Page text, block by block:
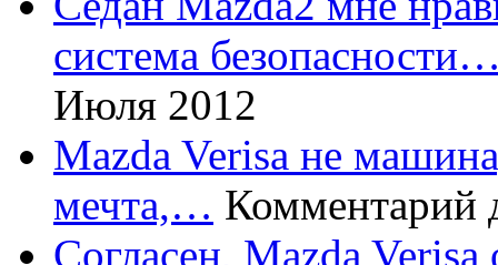
система
Июля 2012
Mazda Verisa не
мечта,… Комментарий
Согласен, Mazda